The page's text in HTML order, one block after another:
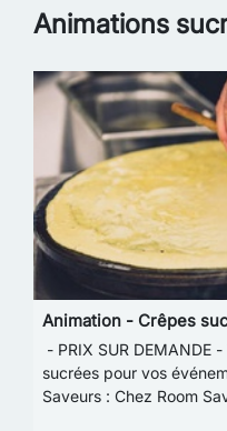
Animations
Animation - Crêpes
- PRIX SUR DEMANDE
sucrées pour vos
Saveurs : Chez Room